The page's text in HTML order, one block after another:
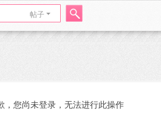
帖子
搜
，您尚未登录，无法进行此操作